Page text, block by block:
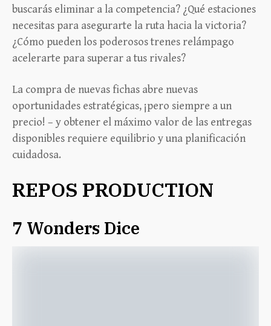
buscarás eliminar a la competencia? ¿Qué estaciones
necesitas para asegurarte la ruta hacia la victoria?
¿Cómo pueden los poderosos trenes relámpago
acelerarte para superar a tus rivales?
La compra de nuevas fichas abre nuevas
oportunidades estratégicas, ¡pero siempre a un
precio! – y obtener el máximo valor de las entregas
disponibles requiere equilibrio y una planificación
cuidadosa.
REPOS PRODUCTION
7 Wonders Dice